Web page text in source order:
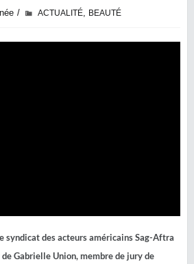
ACTUALITÉ, BEAUTÉ
syndicat des acteurs américains Sag-Aftra
Gabrielle Union, membre de jury de